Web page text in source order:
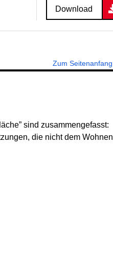
Download
Zum Seitenanfang
sind zusammengefasst:
die nicht dem Wohnen